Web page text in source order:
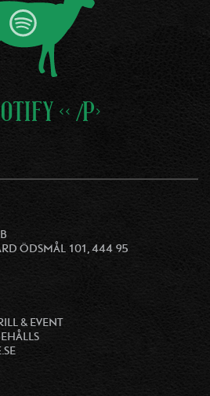
<< /P>
ÖDSMÅL 101, 444 95
& EVENT